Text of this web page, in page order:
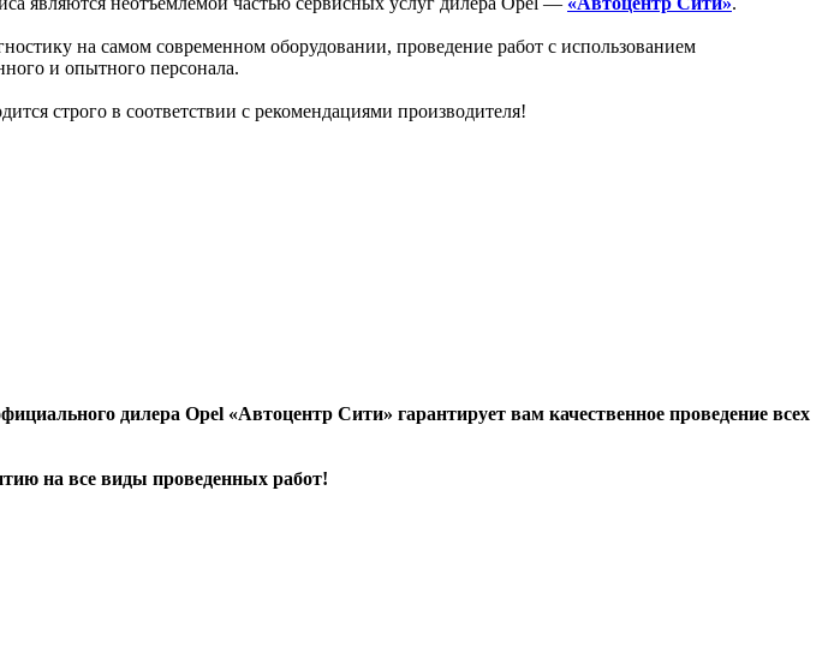
на самом современном оборудовании, проведение работ с использованием
и опытного персонала.
строго в соответствии с рекомендациями производителя!
дилера Opel «Автоцентр Сити» гарантирует вам качественное проведение всех
на все виды проведенных работ!